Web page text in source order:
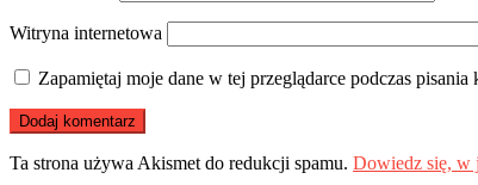
Witryna internetowa
Zapamiętaj moje dane w tej przeglądarce podczas
Ta strona używa Akismet do redukcji spamu. Dowiedz się, w